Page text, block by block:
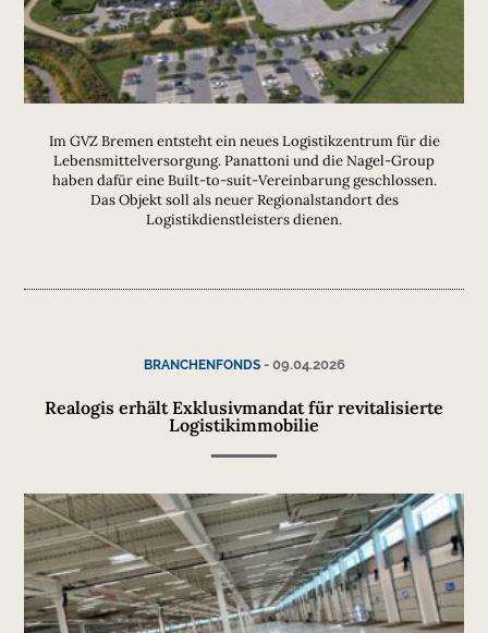
Im GVZ Bremen entsteht ein neues Logistikzentrum für die
Lebensmittelversorgung. Panattoni und die Nagel-Group
haben dafür eine Built-to-suit-Vereinbarung geschlossen.
Das Objekt soll als neuer Regionalstandort des
Logistikdienstleisters dienen.
BRANCHENFONDS- 09.04.2026
Realogis erhält Exklusivmandat für revitalisierte
Logistikimmobilie